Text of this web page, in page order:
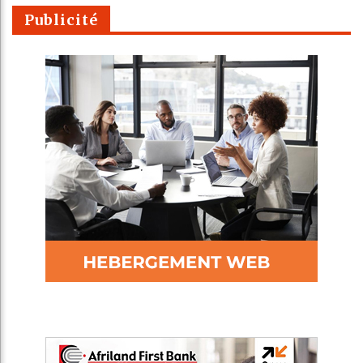
Publicité